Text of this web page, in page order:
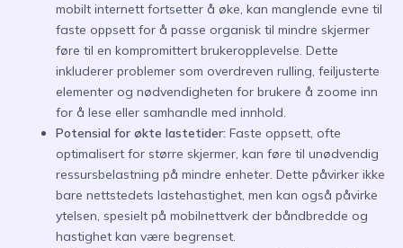
mobilt internett fortsetter å øke, kan manglende evne til
faste oppsett for å passe organisk til mindre skjermer
føre til en kompromittert brukeropplevelse. Dette
inkluderer problemer som overdreven rulling, feiljusterte
elementer og nødvendigheten for brukere å zoome inn
for å lese eller samhandle med innhold.
Potensial for økte lastetider: Faste oppsett, ofte
optimalisert for større skjermer, kan føre til unødvendig
ressursbelastning på mindre enheter. Dette påvirker ikke
bare nettstedets lastehastighet, men kan også påvirke
ytelsen, spesielt på mobilnettverk der båndbredde og
hastighet kan være begrenset.